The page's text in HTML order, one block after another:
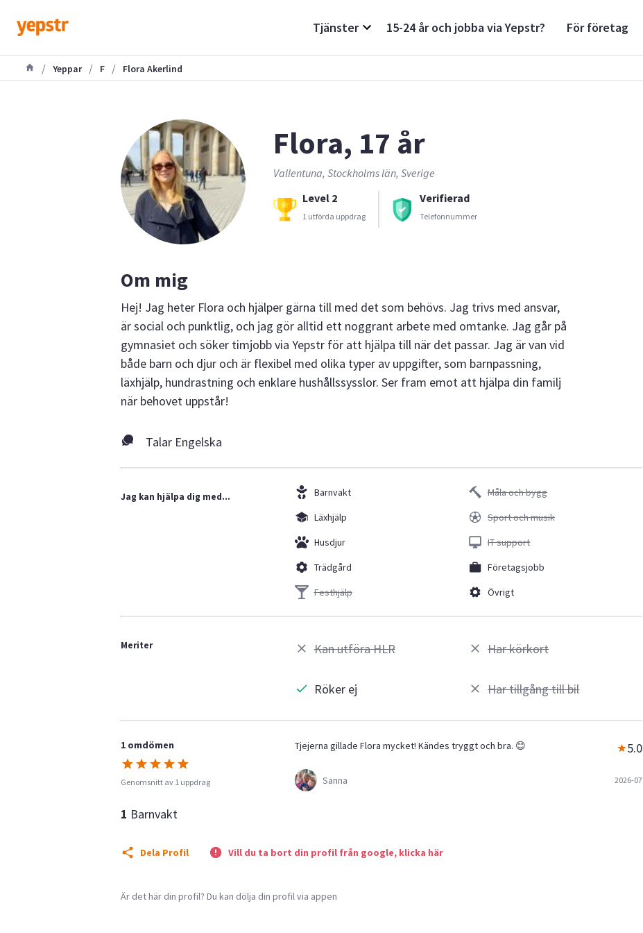
Tjänster 15-24 år och jobba via Yepstr? För företag
/ Yeppar / F / Flora Akerlind
Flora, 17 år
Vallentuna, Stockholms län, Sverige
Level 2
1 utförda uppdrag
Verifierad
Telefonnummer
Om mig
Hej! Jag heter Flora och hjälper gärna till med det som behövs. Jag trivs med ansvar,
är social och punktlig, och jag gör alltid ett noggrant arbete med omtanke. Jag går på
gymnasiet och söker timjobb via Yepstr för att hjälpa till när det passar. Jag är van vid
både barn och djur och är flexibel med olika typer av uppgifter, som barnpassning,
läxhjälp, hundrastning och enklare hushållssysslor. Ser fram emot att hjälpa din familj
när behovet uppstår!
Talar Engelska
Jag kan hjälpa dig med...
Barnvakt
Läxhjälp
Husdjur
Trädgård
Festhjälp
Måla och bygg
Sport och musik
IT support
Företagsjobb
Övrigt
Meriter Kan utföra HLR
Röker ej
Har körkort
Har tillgång till bil
1 omdömen
Genomsnitt av 1 uppdrag
1 Barnvakt
Tjejerna gillade Flora mycket! Kändes tryggt och bra. 😊 5.0
Sanna 2026-07
Dela Profil Vill du ta bort din profil från google, klicka här
Är det här din profil? Du kan dölja din profil via appen